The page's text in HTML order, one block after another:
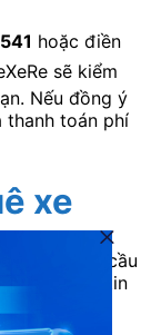
hoặc điền
sẽ kiểm
Nếu đồng ý
thanh toán phí
xe
với yêu cầu
số thông tin